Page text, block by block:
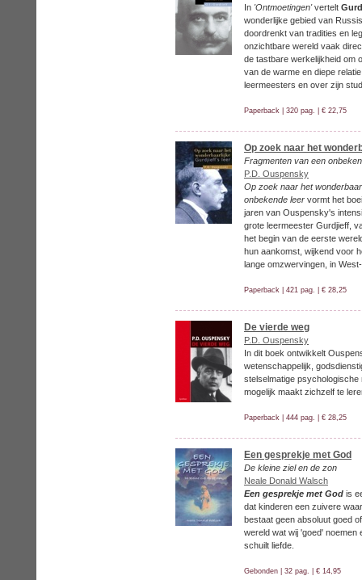
In 'Ontmoetingen'vertelt
wonderlijke gebied van
doordrenkt van tradities en
onzichtbare wereld vaak
de tastbare werkelijkheid om
van de warme en diepe
leermeesters en over zijn
Paperback | 320 pag. | € 22,75
Op zoek naar het
Fragmenten van een
P.D. Ouspensky
Op zoek naar het
onbekende leer vormt het
jaren van Ouspensky's
grote leermeester Gurdjieff,
het begin van de eerste
hun aankomst, wijkend voor
lange omzwervingen, in
Paperback | 421 pag. | € 28,25
De vierde weg
P.D. Ouspensky
In dit boek ontwikkelt
wetenschappelijk,
stelselmatige psychologische
mogelijk maakt zichzelf te
Paperback | 444 pag. | € 28,25
Een gesprekje met God
De kleine ziel en de zon
Neale Donald Walsch
Een gesprekje met God is
dat kinderen een zuivere
bestaat geen absoluut goed
wereld wat wij 'goed' noemen
schuilt liefde.
Gebonden | 32 pag. | € 14,95